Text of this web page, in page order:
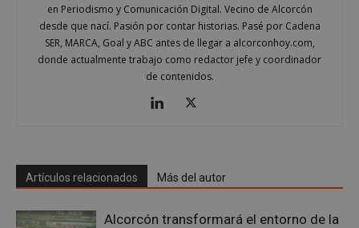
en Periodismo y Comunicación Digital. Vecino de Alcorcón
desde que nací. Pasión por contar historias. Pasé por Cadena
SER, MARCA, Goal y ABC antes de llegar a alcorconhoy.com,
donde actualmente trabajo como redactor jefe y coordinador
de contenidos.
Artículos relacionados Más del autor
Alcorcón transformará el entorno de la
AWSALBCORS
Amazon.com
embed.bsky.app
1 semana